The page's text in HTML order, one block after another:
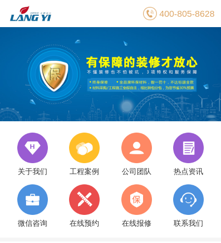
400-805-8628
关于我们 工程案例 公司团队 热点资讯
微信咨询 在线预约 在线报修 联系我们